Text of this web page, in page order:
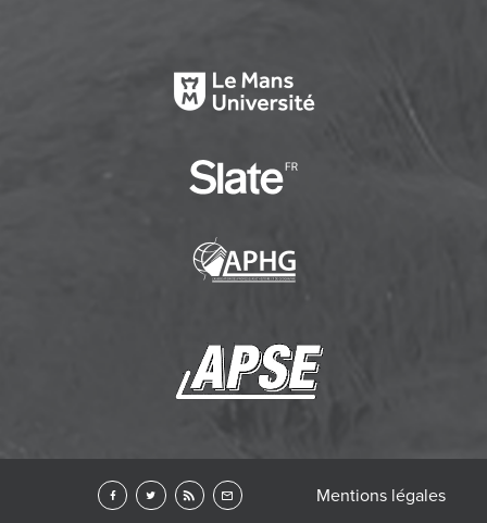
Mentions légales